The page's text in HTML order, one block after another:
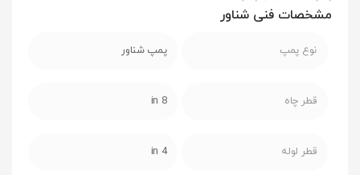
مشخصات فنی شناور
نوع پمپ پمپ شناور
قطر چاه 8 in
قطر لوله 4 in